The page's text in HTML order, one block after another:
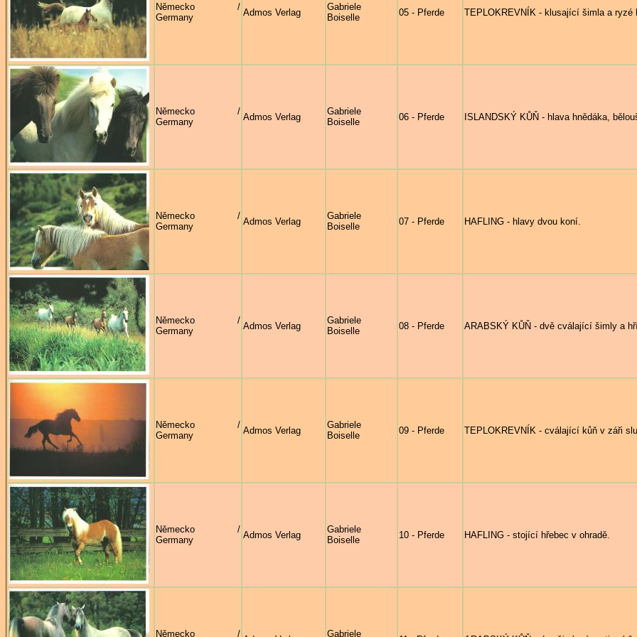
Německo /
Germany
Admos Verlag
Gabriele
Boiselle
05 - Pferde TEPLOKREVNÍK - klusající šimla a ryzé
Německo /
Germany
Admos Verlag
Gabriele
Boiselle
06 - Pferde ISLANDSKÝ KŮŇ - hlava hnědáka,
Německo /
Germany
Admos Verlag
Gabriele
Boiselle
07 - Pferde HAFLING - hlavy dvou koní.
Německo /
Germany
Admos Verlag
Gabriele
Boiselle
08 - Pferde ARABSKÝ KŮŇ - dvě cválající šimly a
Německo /
Germany
Admos Verlag
Gabriele
Boiselle
09 - Pferde TEPLOKREVNÍK - cválající kůň v záři
Německo /
Germany
Admos Verlag
Gabriele
Boiselle
10 - Pferde HAFLING - stojící hřebec v ohradě.
Německo / Gabriele